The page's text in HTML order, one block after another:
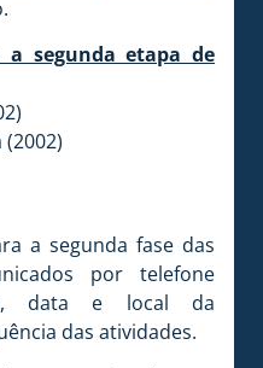
a segunda etapa de
(2002)
a segunda fase das
por telefone
data e local da
das atividades.